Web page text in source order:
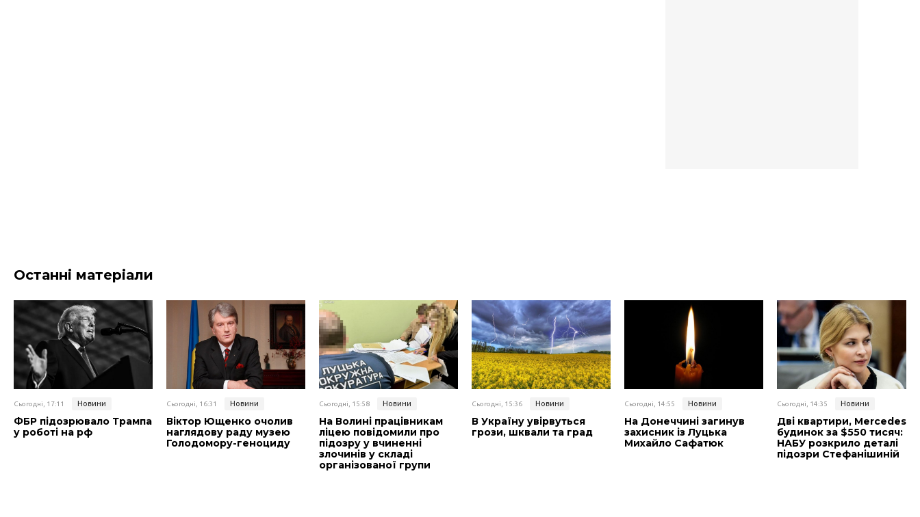
Останні матеріали
Сьогодні, 17:11 Новини
ФБР підозрювало Трампа
у роботі на рф
Сьогодні, 16:31 Новини
Віктор Ющенко очолив
наглядову раду музею
Голодомору-геноциду
Сьогодні, 15:58 Новини
На Волині працівникам
ліцею повідомили про
підозру у вчиненні
злочинів у складі
організованої групи
Сьогодні, 15:36 Новини
В Україну увірвуться
грози, шквали та град
Сьогодні, 14:55 Новини
На Донеччині загинув
захисник із Луцька
Михайло Сафатюк
Сьогодні, 14:35 Новини
Дві квартири, Mercedes і
будинок за $550 тисяч:
НАБУ розкрило деталі
підозри Стефанішиній